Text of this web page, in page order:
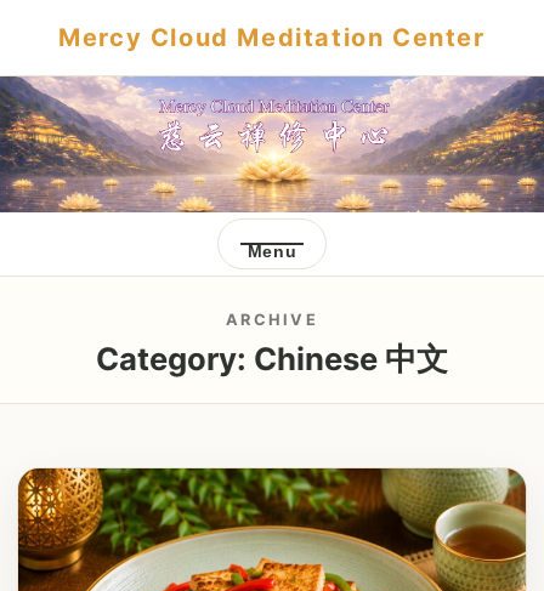
Mercy Cloud Meditation Center
Menu
ARCHIVE
Category: Chinese 中文